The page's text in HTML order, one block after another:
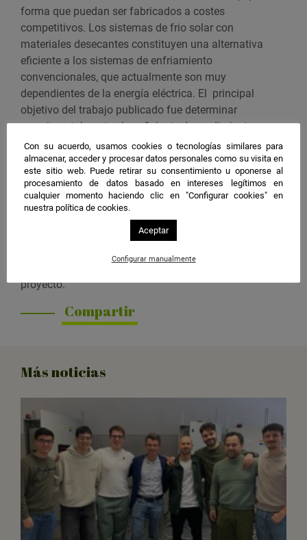
forma que puedan ser fabricados a costes
competitivos. Los sistemas de frio solar con
materiales desecantes constituyen una alternativa
eficiente a los sistemas de enfriamiento
convencionales, que actualmente son muy
dependientes de la energía eléctrica. El principal
objetivo del trabajo publicado fue determinar
experimentalmente el coeficiente de rendimiento
estacional del nuevo sistema de frio solar desarrollado,
que está compuesto por una rueda desecante, un
enfriador evaporativo indirecto y un colector solar.
También se ha analizado la dependencia de la
eficiencia del equipo con las condiciones ambientales
y el porcentaje de energía renovable utilizado por el
proyecto.
Compartir
Más noticias
Con su acuerdo, usamos cookies o tecnologías similares para
almacenar, acceder y procesar datos personales como su visita en
este sitio web. Puede retirar su consentimiento u oponerse al
procesamiento de datos basado en intereses legítimos en
cualquier momento haciendo clic en "Configurar cookies" en
nuestra política de cookies.
Aceptar
Configurar manualmente